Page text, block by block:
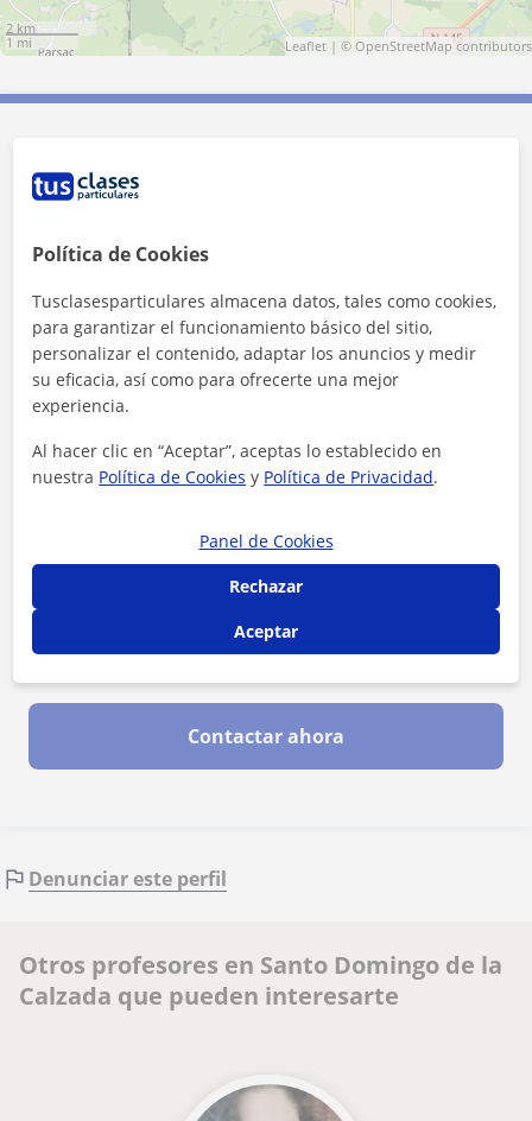
2 km
1 mi
Leaflet | © OpenStreetMapcontributors
1ª clase gratis
Contactar ahora
Denunciar este perfil
Otros profesores en Santo Domingo de la
Calzada que pueden interesarte
Política de Cookies
Tusclasesparticulares almacena datos, tales como cookies,
para garantizar el funcionamiento básico del sitio,
personalizar el contenido, adaptar los anuncios y medir
su eficacia, así como para ofrecerte una mejor
experiencia.
Al hacer clic en “Aceptar”, aceptas lo establecido en
nuestra Política de Cookies y Política de Privacidad.
Panel de Cookies
Rechazar
Aceptar